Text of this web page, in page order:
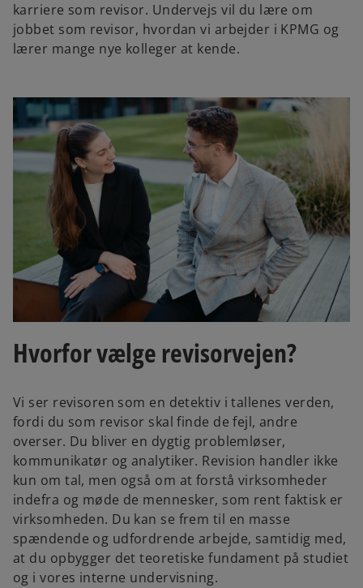
karriere som revisor. Undervejs vil du lære om
jobbet som revisor, hvordan vi arbejder i KPMG og
lærer mange nye kolleger at kende.
Hvorfor vælge revisorvejen?
Vi ser revisoren som en detektiv i tallenes verden,
fordi du som revisor skal finde de fejl, andre
overser. Du bliver en dygtig problemløser,
kommunikatør og analytiker. Revision handler ikke
kun om tal, men også om at forstå virksomheder
indefra og møde de mennesker, som rent faktisk er
virksomheden. Du kan se frem til en masse
spændende og udfordrende arbejde, samtidig med,
at du opbygger det teoretiske fundament på studiet
og i vores interne undervisning.